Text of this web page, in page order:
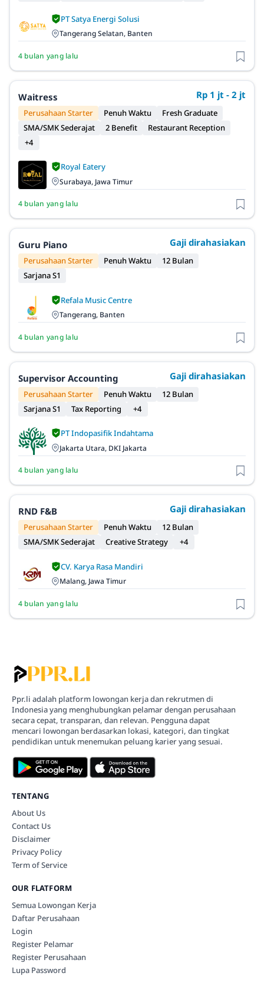
PT Satya Energi Solusi
Tangerang Selatan, Banten
4 bulan yang lalu
Waitress Rp 1 jt - 2 jt
Perusahaan Starter Penuh Waktu
Fresh Graduate
SMA/SMK Sederajat
2 Benefit
Restaurant Reception
+4
Royal Eatery
Surabaya, Jawa Timur
4 bulan yang lalu
Guru Piano Gaji dirahasiakan
Perusahaan Starter Penuh Waktu
12 Bulan
Sarjana S1
Refala Music Centre
Tangerang, Banten
4 bulan yang lalu
Supervisor Accounting Gaji dirahasiakan
Perusahaan Starter Penuh Waktu
12 Bulan
Sarjana S1
Tax Reporting +4
PT Indopasifik Indahtama
Jakarta Utara, DKI Jakarta
4 bulan yang lalu
RND F&B Gaji dirahasiakan
Perusahaan Starter Penuh Waktu
12 Bulan
SMA/SMK Sederajat
Creative Strategy +4
CV. Karya Rasa Mandiri
Malang, Jawa Timur
4 bulan yang lalu
Ppr.li adalah platform lowongan kerja dan rekrutmen di
Indonesia yang menghubungkan pelamar dengan perusahaan
secara cepat, transparan, dan relevan. Pengguna dapat
mencari lowongan berdasarkan lokasi, kategori, dan tingkat
pendidikan untuk menemukan peluang karier yang sesuai.
TENTANG
About Us
Contact Us
Disclaimer
Privacy Policy
Term of Service
OUR FLATFORM
Semua Lowongan Kerja
Daftar Perusahaan
Login
Register Pelamar
Register Perusahaan
Lupa Password